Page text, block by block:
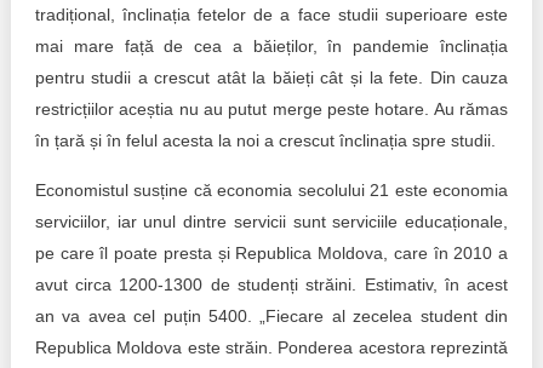
tradițional, înclinația fetelor de a face studii superioare este
mai mare față de cea a băieților, în pandemie înclinația
pentru studii a crescut atât la băieți cât și la fete. Din cauza
restricțiilor aceștia nu au putut merge peste hotare. Au rămas
în țară și în felul acesta la noi a crescut înclinația spre studii.
Economistul susține că economia secolului 21 este economia
serviciilor, iar unul dintre servicii sunt serviciile educaționale,
pe care îl poate presta și Republica Moldova, care în 2010 a
avut circa 1200-1300 de studenți străini. Estimativ, în acest
an va avea cel puțin 5400. „Fiecare al zecelea student din
Republica Moldova este străin. Ponderea acestora reprezintă